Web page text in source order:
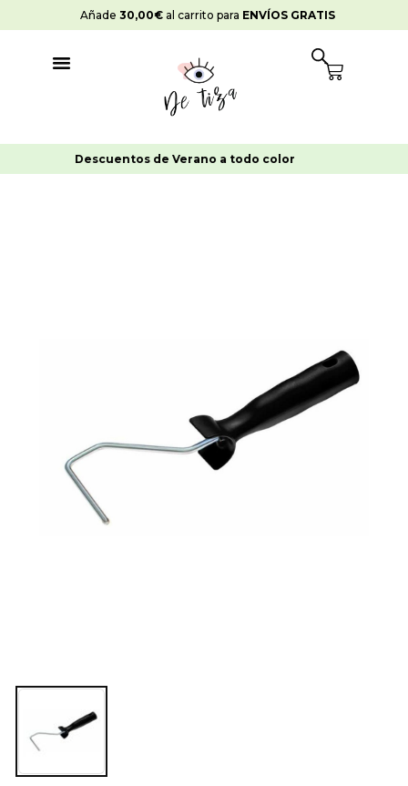
al
Añade 30,00€ al carrito para ENVÍOS GRATIS
Cart
-10%en pedidos >